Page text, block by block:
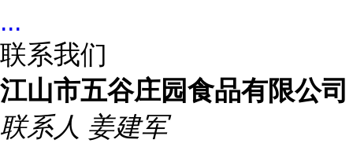
...
联系我们
江山市五谷庄园食品有限公司
联系人 姜建军